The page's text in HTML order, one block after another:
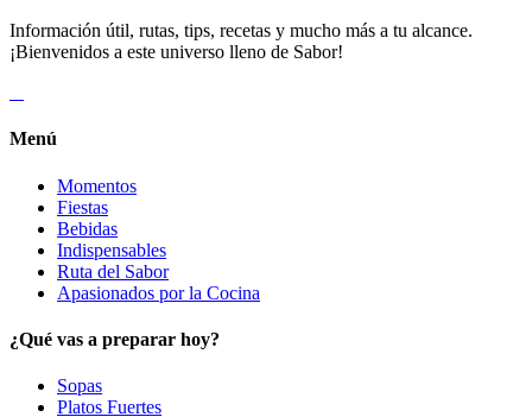
Información útil, rutas, tips, recetas y mucho más a tu alcance.
¡Bienvenidos a este universo lleno de Sabor!
Menú
Momentos
Fiestas
Bebidas
Indispensables
Ruta del Sabor
Apasionados por la Cocina
¿Qué vas a preparar hoy?
Sopas
Platos Fuertes